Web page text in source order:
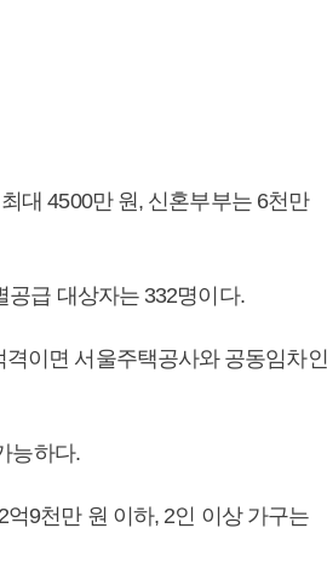
대 4500만 원, 신혼부부는 6천만
공급 대상자는 332명이다.
이면 서울주택공사와 공동임차인
능하다.
9천만 원 이하, 2인 이상 가구는